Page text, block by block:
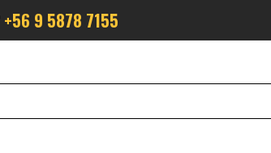
+56 9 5878 7155